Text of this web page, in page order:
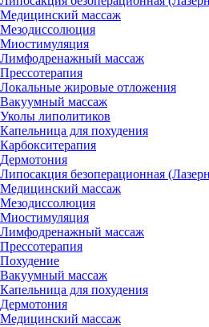
Медицинский массаж
Мезодиссолюция
Миостимуляция
Лимфодренажный массаж
Прессотерапия
Локальные жировые отложения
Вакуумный массаж
Уколы липолитиков
Капельница для похудения
Карбокситерапия
Дермотония
Липосакция безоперационная
Медицинский массаж
Мезодиссолюция
Миостимуляция
Лимфодренажный массаж
Прессотерапия
Похудение
Вакуумный массаж
Капельница для похудения
Дермотония
Медицинский массаж